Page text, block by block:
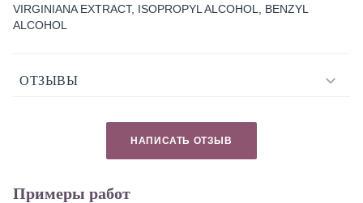
VIRGINIANA EXTRACT, ISOPROPYL ALCOHOL, BENZYL
ALCOHOL
ОТЗЫВЫ
НАПИСАТЬ ОТЗЫВ
Примеры работ